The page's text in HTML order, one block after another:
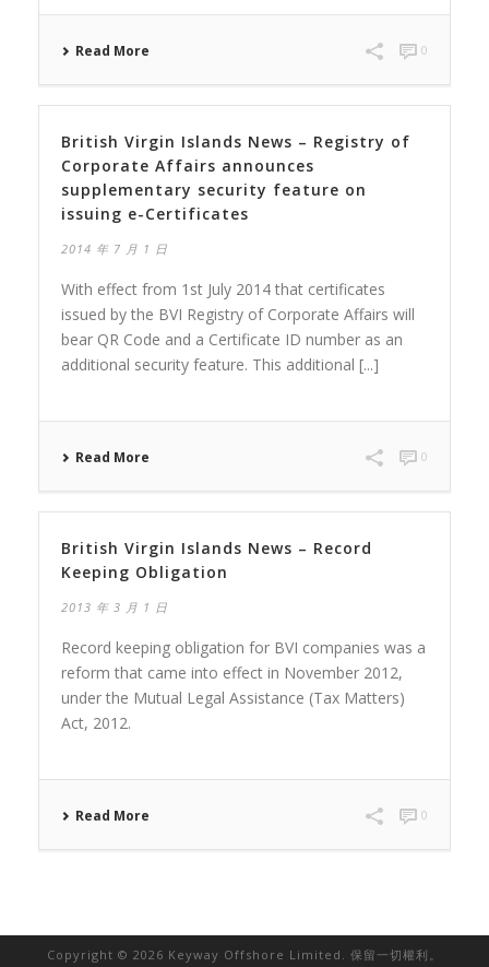
Read More 0
British Virgin Islands News – Registry of
Corporate Affairs announces
supplementary security feature on
issuing e-Certificates
2014 年 7 月 1 日
With effect from 1st July 2014 that certificates
issued by the BVI Registry of Corporate Affairs will
bear QR Code and a Certificate ID number as an
additional security feature. This additional [...]
Read More 0
British Virgin Islands News – Record
Keeping Obligation
2013 年 3 月 1 日
Record keeping obligation for BVI companies was a
reform that came into effect in November 2012,
under the Mutual Legal Assistance (Tax Matters)
Act, 2012.
Read More 0
Copyright © 2026 Keyway Offshore Limited. 保留一切權利。